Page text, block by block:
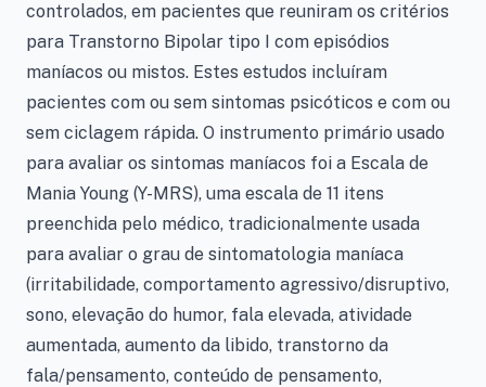
controlados, em pacientes que reuniram os critérios
para Transtorno Bipolar tipo I com episódios
maníacos ou mistos. Estes estudos incluíram
pacientes com ou sem sintomas psicóticos e com ou
sem ciclagem rápida. O instrumento primário usado
para avaliar os sintomas maníacos foi a Escala de
Mania Young (Y-MRS), uma escala de 11 itens
preenchida pelo médico, tradicionalmente usada
para avaliar o grau de sintomatologia maníaca
(irritabilidade, comportamento agressivo/disruptivo,
sono, elevação do humor, fala elevada, atividade
aumentada, aumento da libido, transtorno da
fala/pensamento, conteúdo de pensamento,